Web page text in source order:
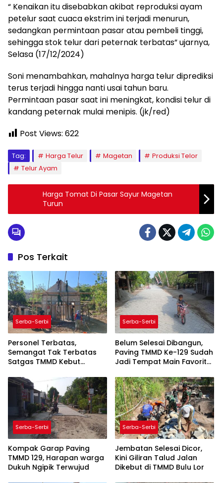
“ Kenaikan itu disebabkan akibat reproduksi ayam
petelur saat cuaca ekstrim ini terjadi menurun,
sedangkan permintaan pasar atau pembeli tinggi,
sehingga stok telur dari peternak terbatas” ujarnya,
Selasa (17/12/2024)
Soni menambahkan, mahalnya harga telur diprediksi
terus terjadi hingga nanti usai tahun baru.
Permintaan pasar saat ini meningkat, kondisi telur di
kandang peternak mulai menipis. (jk/red)
Post Views: 622
Tag: Harga Telur Magetan
Produksi Telor
Telur Ayam
Harga Tomat Di Pasar Sayur Magetan
Turun
Pos Terkait
Serba-Serbi
Personel Terbatas,
Semangat Tak Terbatas
Satgas TMMD Kebut
Parmi
Serba-Serbi
Belum Selesai Dibangun,
Paving TMMD Ke-129 Sudah
Jadi Tempat Main Favorit
Serba-Serbi
Kompak Garap Paving
TMMD 129, Harapan warga
Dukuh Ngipik Terwujud
Serba-Serbi
Jembatan Selesai Dicor,
Kini Giliran Talud Jalan
Dikebut di TMMD Bulu Lor